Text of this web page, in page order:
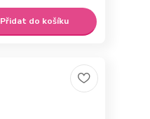
Přidat do košíku